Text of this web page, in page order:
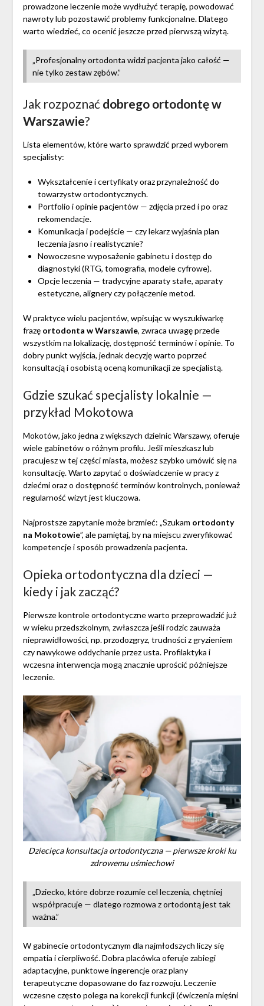
prowadzone leczenie może wydłużyć terapię, powodować
nawroty lub pozostawić problemy funkcjonalne. Dlatego
warto wiedzieć, co ocenić jeszcze przed pierwszą wizytą.
„Profesjonalny ortodonta widzi pacjenta jako całość —
nie tylko zestaw zębów.”
Jak rozpoznać dobrego ortodontę w
Warszawie?
Lista elementów, które warto sprawdzić przed wyborem
specjalisty:
Wykształcenie i certyfikaty oraz przynależność do
towarzystw ortodontycznych.
Portfolio i opinie pacjentów — zdjęcia przed i po oraz
rekomendacje.
Komunikacja i podejście — czy lekarz wyjaśnia plan
leczenia jasno i realistycznie?
Nowoczesne wyposażenie gabinetu i dostęp do
diagnostyki (RTG, tomografia, modele cyfrowe).
Opcje leczenia — tradycyjne aparaty stałe, aparaty
estetyczne, alignery czy połączenie metod.
W praktyce wielu pacjentów, wpisując w wyszukiwarkę
frazę ortodonta w Warszawie, zwraca uwagę przede
wszystkim na lokalizację, dostępność terminów i opinie. To
dobry punkt wyjścia, jednak decyzję warto poprzeć
konsultacją i osobistą oceną komunikacji ze specjalistą.
Gdzie szukać specjalisty lokalnie —
przykład Mokotowa
Mokotów, jako jedna z większych dzielnic Warszawy, oferuje
wiele gabinetów o różnym profilu. Jeśli mieszkasz lub
pracujesz w tej części miasta, możesz szybko umówić się na
konsultację. Warto zapytać o doświadczenie w pracy z
dziećmi oraz o dostępność terminów kontrolnych, ponieważ
regularność wizyt jest kluczowa.
Najprostsze zapytanie może brzmieć: „Szukam ortodonty
na Mokotowie”, ale pamiętaj, by na miejscu zweryfikować
kompetencje i sposób prowadzenia pacjenta.
Opieka ortodontyczna dla dzieci —
kiedy i jak zacząć?
Pierwsze kontrole ortodontyczne warto przeprowadzić już
w wieku przedszkolnym, zwłaszcza jeśli rodzic zauważa
nieprawidłowości, np. przodozgryz, trudności z gryzieniem
czy nawykowe oddychanie przez usta. Profilaktyka i
wczesna interwencja mogą znacznie uprościć późniejsze
leczenie.
Dziecięca konsultacja ortodontyczna — pierwsze kroki ku
zdrowemu uśmiechowi
„Dziecko, które dobrze rozumie cel leczenia, chętniej
współpracuje — dlatego rozmowa z ortodontą jest tak
ważna.”
W gabinecie ortodontycznym dla najmłodszych liczy się
empatia i cierpliwość. Dobra placówka oferuje zabiegi
adaptacyjne, punktowe ingerencje oraz plany
terapeutyczne dopasowane do faz rozwoju. Leczenie
wczesne często polega na korekcji funkcji (ćwiczenia mięśni